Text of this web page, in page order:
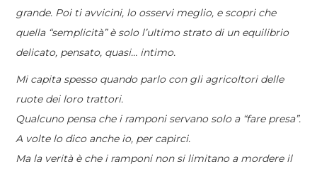
grande. Poi ti avvicini, lo osservi meglio, e scopri che
quella “semplicità” è solo l’ultimo strato di un equilibrio
delicato, pensato, quasi… intimo.
Mi capita spesso quando parlo con gli agricoltori delle
ruote dei loro trattori.
Qualcuno pensa che i ramponi servano solo a “fare presa”.
A volte lo dico anche io, per capirci.
Ma la verità è che i ramponi non si limitano a mordere il